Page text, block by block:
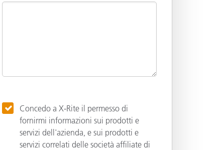
Concedo a X-Rite il permesso di
fornirmi informazioni sui prodotti e
servizi dell'azienda, e sui prodotti e
servizi correlati delle società affiliate di